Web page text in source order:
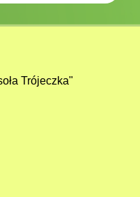
Trójeczka"